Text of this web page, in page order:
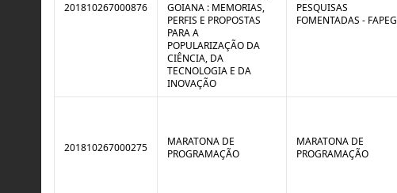
201810267000876
GOIANA : MEMORIAS,
PERFIS E PROPOSTAS
PARA A
POPULARIZAÇÃO DA
CIÊNCIA, DA
TECNOLOGIA E DA
INOVAÇÃO
PESQUISAS
FOMENTADAS - FAPEG
201810267000275
MARATONA DE
PROGRAMAÇÃO
MARATONA DE
PROGRAMAÇÃO